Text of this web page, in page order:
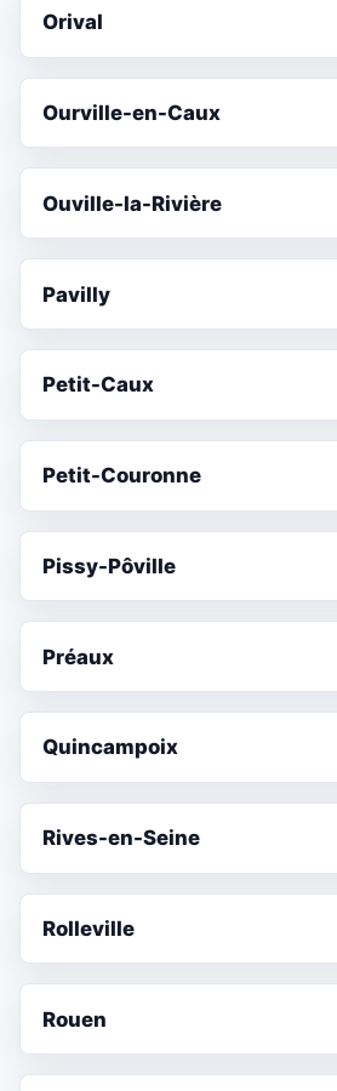
Orival
Ourville-en-Caux
Ouville-la-Rivière
Pavilly
Petit-Caux
Petit-Couronne
Pissy-Pôville
Préaux
Quincampoix
Rives-en-Seine
Rolleville
Rouen